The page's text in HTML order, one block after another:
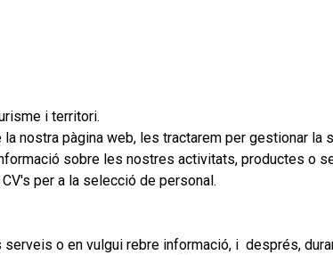
i territori.
nostra pàgina web, les tractarem per gestionar la
sobre les nostres activitats, productes o
per a la selecció de personal.
o en vulgui rebre informació, i després,